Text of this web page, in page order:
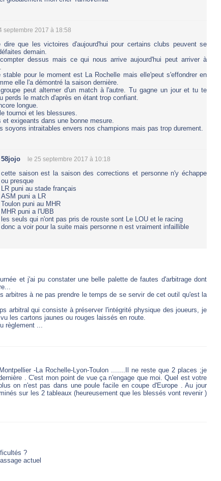
septembre 2017 à 18:58
dire que les victoires d'aujourd'hui pour certains clubs peuvent se
demain.
dessus mais ce qui nous arrive aujourd'hui peut arriver à
stable pour le moment est La Rochelle mais elle'peut s'effondrer en
elle l'a démontré la saison dernière.
peut alterner d'un match à l'autre. Tu gagne un jour et tu te
perds le match d'après en étant trop confiant.
longue.
tournoi et les blessures.
et exigeants dans une bonne mesure.
soyons intraitables envers nos champions mais pas trop durement.
58jojo le 25 septembre 2017 à 10:18
cette saison est la saison des corrections et personne n'y échappe
ou presque
LR puni au stade français
ASM puni a LR
Toulon puni au MHR
MHR puni a l'UBB
les seuls qui n'ont pas pris de rouste sont Le LOU et le racing
donc a voir pour la suite mais personne n est vraiment infaillible
et j'ai pu constater une belle palette de fautes d'arbitrage dont
arbitres à ne pas prendre le temps de se servir de cet outil qu'est la
arbitral qui consiste à préserver l'intégrité physique des joueurs, je
les cartons jaunes ou rouges laissés en route.
règlement ...
-La Rochelle-Lyon-Toulon .......Il ne reste que 2 places ;je
. C'est mon point de vue ça n'engage que moi. Quel est votre
on n'est pas dans une poule facile en coupe d'Europe . Au jour
sur les 2 tableaux (heureusement que les blessés vont revenir )
?
actuel